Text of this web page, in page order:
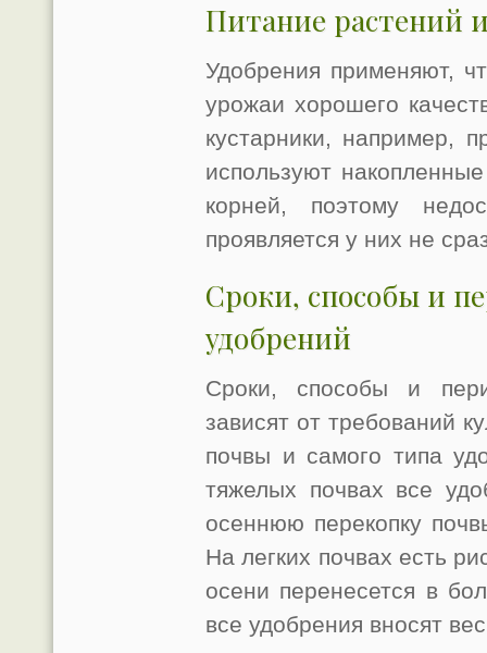
Питание растений
Удобрения применяют,
урожаи хорошего
кустарники, например,
используют
корней, поэтому
проявляется у них не
Сроки, способы и
удобрений
Сроки, способы и
зависят от требований
почвы и самого типа
тяжелых почвах все
осеннюю перекопку
На легких почвах есть
осени перенесется в
все удобрения вносят